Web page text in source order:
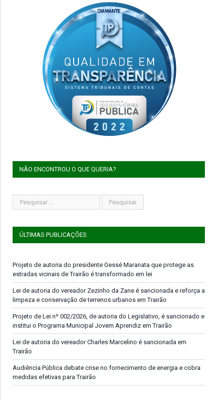
NÃO ENCONTROU O QUE QUERIA?
ÚLTIMAS PUBLICAÇÕES
Projeto de autoria do presidente Gessé Maranata que protege as
estradas vicinais de Trairão é transformado em lei
Lei de autoria do vereador Zezinho da Zane é sancionada e reforça a
limpeza e conservação de terrenos urbanos em Trairão
Projeto de Lei nº 002/2026, de autoria do Legislativo, é sancionado e
institui o Programa Municipal Jovem Aprendiz em Trairão
Lei de autoria do vereador Charles Marcelino é sancionada em
Trairão
Audiência Pública debate crise no fornecimento de energia e cobra
medidas efetivas para Trairão